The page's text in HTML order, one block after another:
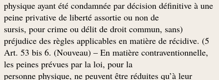
physique ayant été condamnée par décision définitive à une
peine privative de liberté assortie ou non de
(sursis, pour crime ou délit de droit commun, sans
préjudice des règles applicables en matière de récidive. (5
Art. 53 bis 6. (Nouveau) – En matière contraventionnelle,
les peines prévues par la loi, pour la
personne physique, ne peuvent être réduites qu’à leur